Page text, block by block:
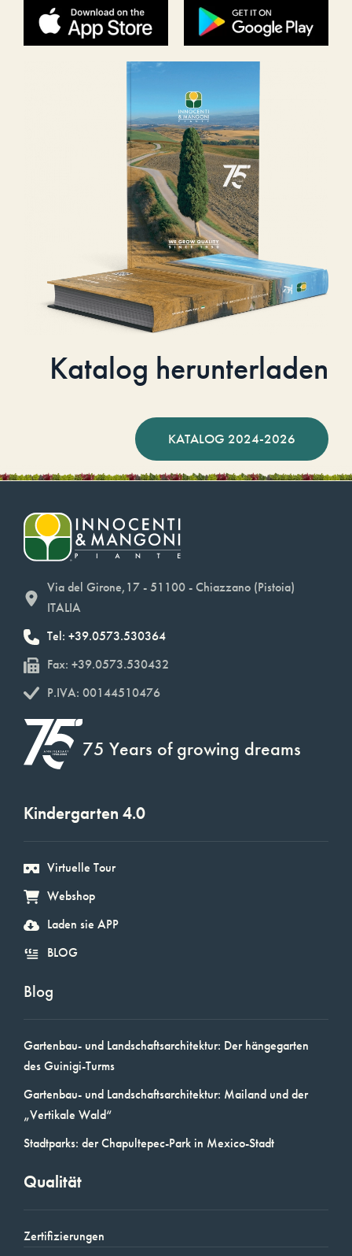
Katalog herunterladen
KATALOG 2024-2026
Via del Girone,17 - 51100 - Chiazzano (Pistoia)
ITALIA
Tel: +39.0573.530364
Fax: +39.0573.530432
P.IVA: 00144510476
75 Years of growing dreams
Kindergarten 4.0
Virtuelle Tour
Webshop
Laden sie APP
BLOG
Blog
Gartenbau- und Landschaftsarchitektur: Der hängegarten
des Guinigi-Turms
Gartenbau- und Landschaftsarchitektur: Mailand und der
„Vertikale Wald“
Stadtparks: der Chapultepec-Park in Mexico-Stadt
Qualität
Zertifizierungen